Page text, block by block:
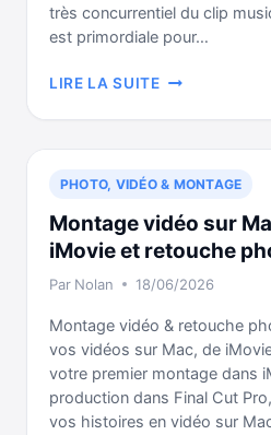
très concurrentiel du clip
est primordiale pour…
LIRE LA SUITEÉTALONNAGE
CUT
PRO
CRÉEZ
DES
AU
LOOK
GRÂCE
À
DEHANCER
PHOTO, VIDÉO & MONTAGE
Montage vidéo sur
iMovie et retouche
Par Nolan 18/06/2026
Montage vidéo & retouche
vos vidéos sur Mac, de
votre premier montage dans
production dans Final Cut
vos histoires en vidéo sur